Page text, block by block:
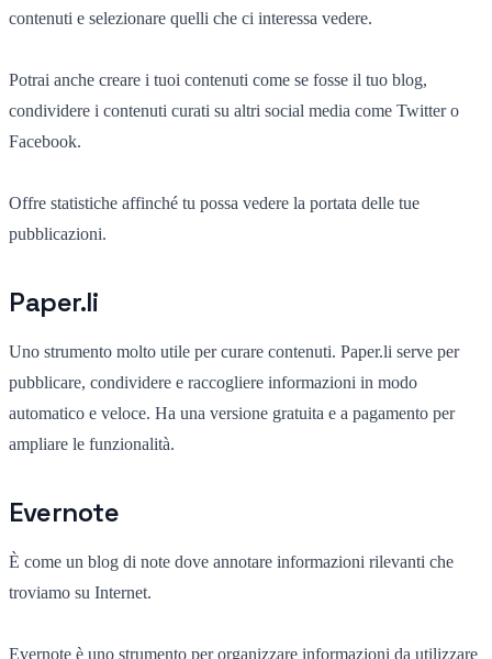
contenuti e selezionare quelli che ci interessa vedere.
Potrai anche creare i tuoi contenuti come se fosse il tuo blog,
condividere i contenuti curati su altri social media come Twitter o
Facebook.
Offre statistiche affinché tu possa vedere la portata delle tue
pubblicazioni.
Paper.li
Uno strumento molto utile per curare contenuti. Paper.li serve per
pubblicare, condividere e raccogliere informazioni in modo
automatico e veloce. Ha una versione gratuita e a pagamento per
ampliare le funzionalità.
Evernote
È come un blog di note dove annotare informazioni rilevanti che
troviamo su Internet.
Evernote è uno strumento per organizzare informazioni da utilizzare